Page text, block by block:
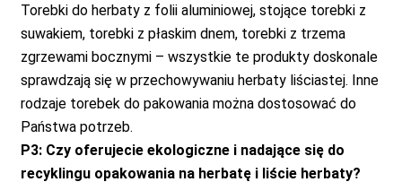
Torebki do herbaty z folii aluminiowej, stojące torebki z
suwakiem, torebki z płaskim dnem, torebki z trzema
zgrzewami bocznymi – wszystkie te produkty doskonale
sprawdzają się w przechowywaniu herbaty liściastej. Inne
rodzaje torebek do pakowania można dostosować do
Państwa potrzeb.
P3: Czy oferujecie ekologiczne i nadające się do
recyklingu opakowania na herbatę i liście herbaty?